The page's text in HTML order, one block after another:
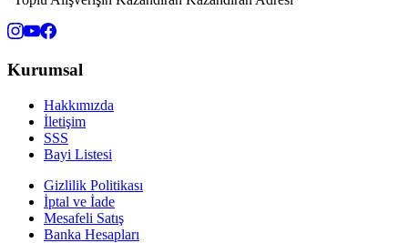
Kurumsal
Hakkımızda
İletişim
SSS
Bayi Listesi
Gizlilik Politikası
İptal ve İade
Mesafeli Satış
Banka Hesapları